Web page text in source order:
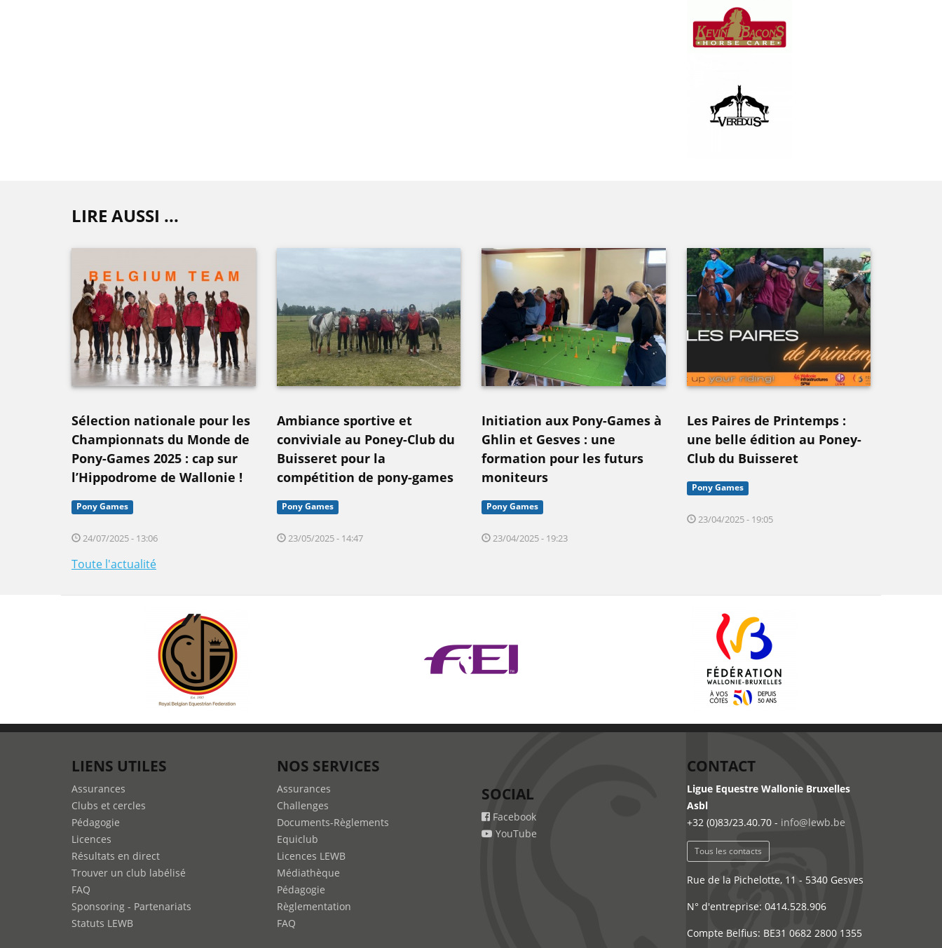
LIRE AUSSI ...
Sélection nationale pour les
Championnats du Monde de
Pony-Games 2025 : cap sur
l’Hippodrome de Wallonie !
Pony Games
24/07/2025 - 13:06
Ambiance sportive et
conviviale au Poney-Club du
Buisseret pour la
compétition de pony-games
Pony Games
23/05/2025 - 14:47
Initiation aux Pony-Games à
Ghlin et Gesves : une
formation pour les futurs
moniteurs
Pony Games
23/04/2025 - 19:23
Les Paires de Printemps :
une belle édition au Poney-
Club du Buisseret
Pony Games
23/04/2025 - 19:05
Toute l'actualité
LIENS UTILES
Assurances
Clubs et cercles
Pédagogie
Licences
Résultats en direct
Trouver un club labélisé
FAQ
Sponsoring - Partenariats
Statuts LEWB
NOS SERVICES
Assurances
Challenges
Documents-Règlements
Equiclub
Licences LEWB
Médiathèque
Pédagogie
Règlementation
FAQ
SOCIAL
Facebook
YouTube
CONTACT
Ligue Equestre Wallonie Bruxelles
Asbl
+32 (0)83/23.40.70 - info@lewb.be
Tous les contacts
Rue de la Pichelotte, 11 - 5340 Gesves
N° d'entreprise: 0414.528.906
Compte Belfius: BE31 0682 2800 1355